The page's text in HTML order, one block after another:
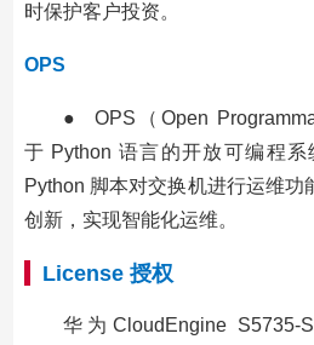
时保护客户投资。
OPS
● OPS（Open
于 Python 语言的开放可编程
Python 脚本对交换机进行运维功
创新，实现智能化运维。
License 授权
华为CloudEngine